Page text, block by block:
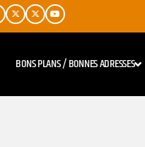
BONS PLANS / BONNES ADRESSES